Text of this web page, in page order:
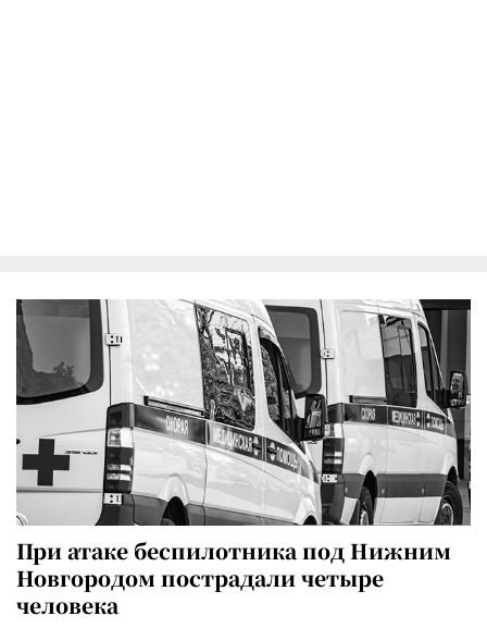
При атаке беспилотника под Нижним
Новгородом пострадали четыре
человека